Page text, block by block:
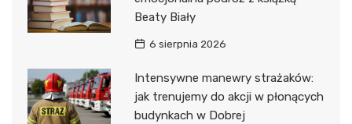
Beaty Biały
6 sierpnia 2026
Intensywne manewry strażaków:
jak trenujemy do akcji w płonących
budynkach w Dobrej